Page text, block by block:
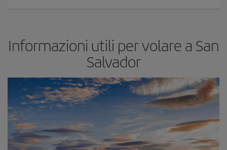
Informazioni utili per volare a San
Salvador